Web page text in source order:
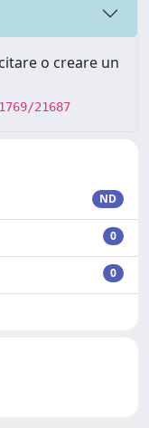
o creare un
21687
ND
0
0